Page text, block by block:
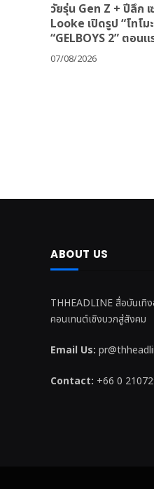
วัยรุ่น Gen Z + ปีลึก
Looke เปิดรูป “โทโม
“GELBOYS 2” ตอน
07/08/2026
ABOUT US
THHEADLINE สื่อบันเทิ
คอนเทนต์เชิงบวกสู่สังคม
Email Us:
Contact: +66 0